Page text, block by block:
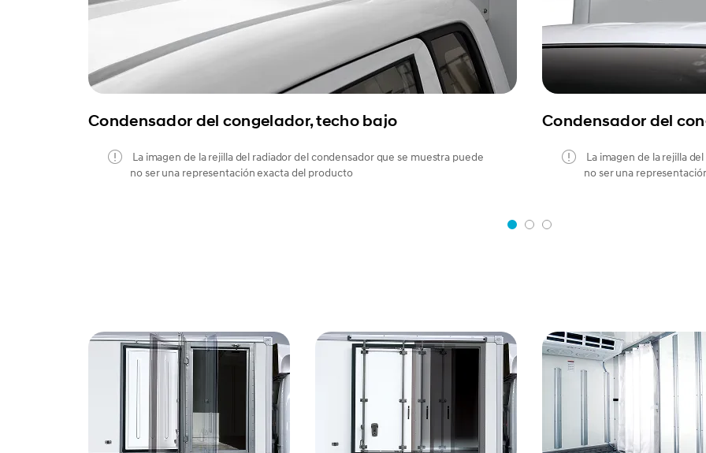
Condensador del congelador, techo bajo
La imagen de la rejilla del radiador del condensador que se muestra puede
no ser una representación exacta del producto
Condensador del
La imagen de la rejilla
no ser una